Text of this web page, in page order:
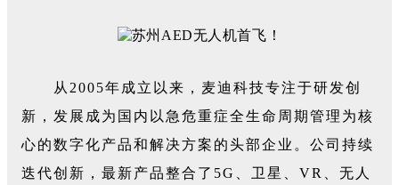
从2005年成立以来，麦迪科技专注于研发创
新，发展成为国内以急危重症全生命周期管理为核
心的数字化产品和解决方案的头部企业。公司持续
迭代创新，最新产品整合了5G、卫星、VR、无人